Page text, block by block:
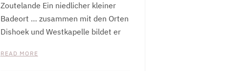
Zoutelande Ein niedlicher kleiner
Badeort … zusammen mit den Orten
Dishoek und Westkapelle bildet er
READ MORE